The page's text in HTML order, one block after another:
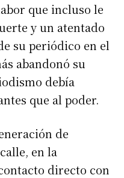
que incluso le
y un atentado
su periódico en el
abandonó su
debía
que al poder.
de
en la
directo con